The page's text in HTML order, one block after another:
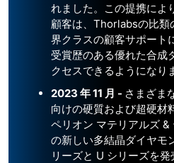
れました。この提携によ
顧客は、Thorlabsの比類
界クラスの顧客サポート
受賞歴のある優れた合成
クセスできるようになり
2023 年11 月 - さまざま
向けの硬質および超硬材
ペリオン マテリアルズ
の新しい多結晶ダイヤモ
リーズと U シリーズを